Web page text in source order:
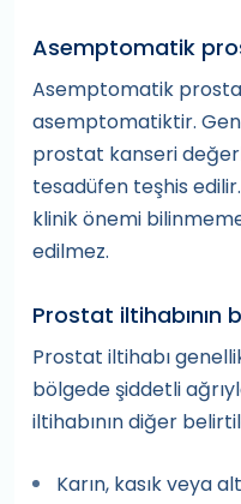
Asemptomatik
Asemptomatik
asemptomatiktir.
prostat kanseri
tesadüfen teşhis
klinik önemi
edilmez.
Prostat iltihabının
Prostat iltihabı
bölgede şiddetli
iltihabının diğer
Karın, kasık veya